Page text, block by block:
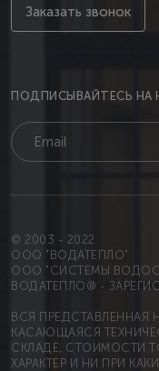
Заказать звонок
ПОДПИСЫВАЙТЕСЬ НА
© 2003 - 2022
OOO "ВОДАТЕПЛО"
ООО "СИСТЕМЫ
ВОДАТЕПЛО® -
ВСЯ ПРЕДСТАВЛЕННАЯ
КАСАЮЩАЯСЯ
СКЛАДЕ, СТОИМОСТИ
ХАРАКТЕР И НИ ПРИ